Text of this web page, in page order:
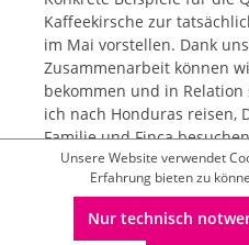
Kaffeekirsche zur
im Mai vorstellen. Dank
Zusammenarbeit können
bekommen und in
ich nach Honduras reisen,
Familie und Finca
sich seit Jahren jeden Tag
leckeren Kaffee aus
und Co. Rösten zu können.
Unsere Website verwendet
Erfahrung bieten zu
Nur technisch